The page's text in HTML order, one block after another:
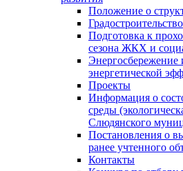
Положение о
Градостроительство
Подготовка к
сезона ЖКХ и
энергетической
Проекты
Информация о
среды
Слюдянского
Постановления о
ранее учтенного
Контакты